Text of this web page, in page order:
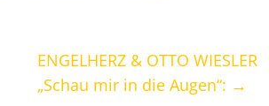
ENGELHERZ & OTTO WIESLER
„Schau mir in die Augen“: →